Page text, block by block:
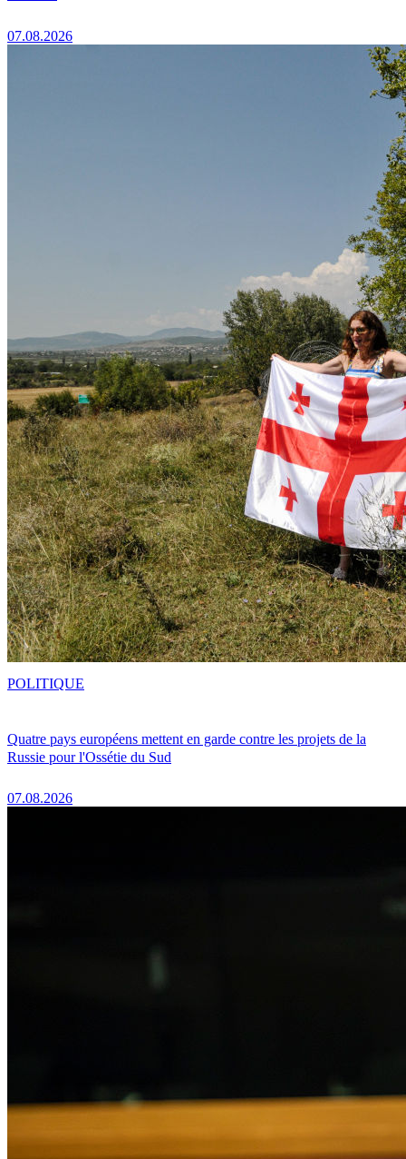
07.08.2026
Quatre pays européens mettent en garde contre les projets de la
Russie pour l'Ossétie du Sud
07.08.2026
POLITIQUE